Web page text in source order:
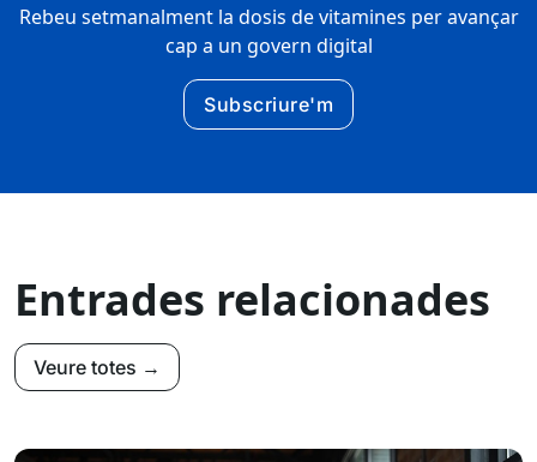
Rebeu setmanalment la dosis de vitamines per avançar
cap a un govern digital
Subscriure'm
Entrades relacionades
Veure totes →